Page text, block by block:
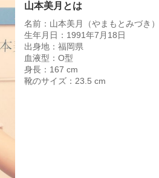
山本美月とは
名前：山本美月（やまもとみづき）
生年月日：1991年7月18日
出身地：福岡県
血液型：O型
身長：167 cm
靴のサイズ：23.5 cm